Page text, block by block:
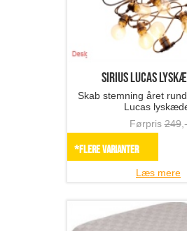
Sirius LUCAS
Skab stemning året
Lucas
Førpris249,-
*Flere varianter
Læs mere